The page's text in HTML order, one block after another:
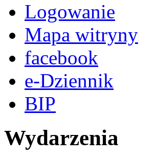
Logowanie
Mapa witryny
facebook
e-Dziennik
BIP
Wydarzenia